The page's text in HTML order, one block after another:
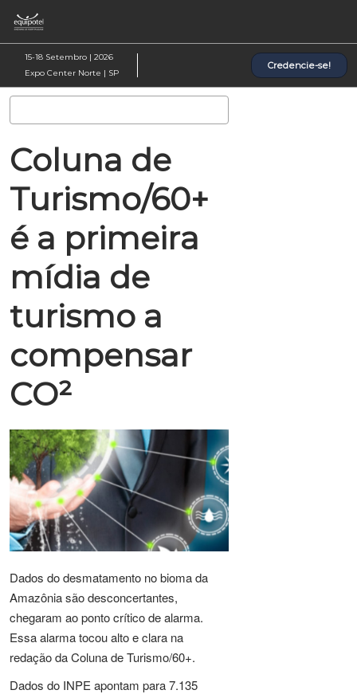
para
o
conteúdo
15-18 Setembro | 2026
Expo Center Norte | SP
Credencie-se!
Coluna de
Turismo/60+
é a primeira
mídia de
turismo a
compensar
CO²
Dados do desmatamento no bioma da
Amazônia são desconcertantes,
chegaram ao ponto crítico de alarma.
Essa alarma tocou alto e clara na
redação da Coluna de Turismo/60+.
Dados do INPE apontam para 7.135